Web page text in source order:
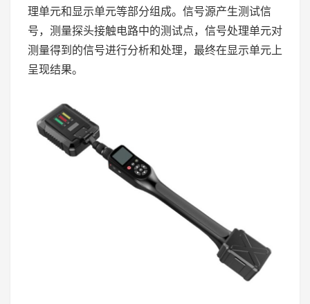
理单元和显示单元等部分组成。信号源产生测试信
号，测量探头接触电路中的测试点，信号处理单元对
测量得到的信号进行分析和处理，最终在显示单元上
呈现结果。